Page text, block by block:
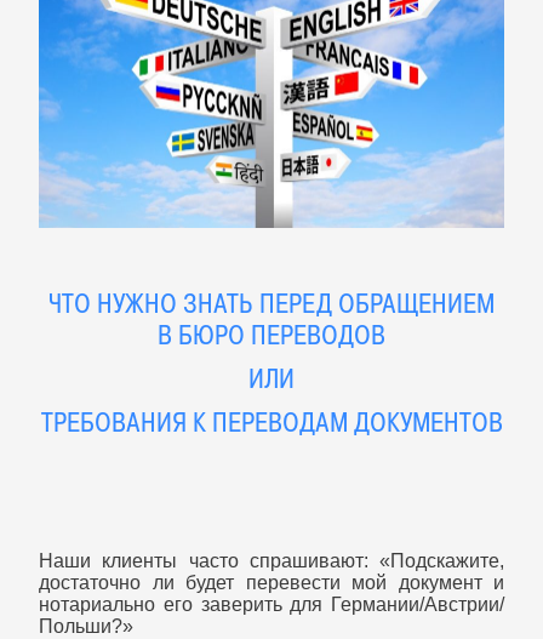
ЧТО НУЖНО ЗНАТЬ ПЕРЕД ОБРАЩЕНИЕМ
В БЮРО ПЕРЕВОДОВ
ИЛИ
ТРЕБОВАНИЯ К ПЕРЕВОДАМ ДОКУМЕНТОВ
Наши клиенты часто спрашивают: «Подскажите,
достаточно ли будет перевести мой документ и
нотариально его заверить для Германии/Австрии/
Польши?»